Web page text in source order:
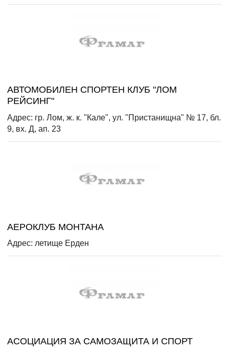
АВТОМОБИЛЕН СПОРТЕН КЛУБ "ЛОМ
РЕЙСИНГ"
Адрес: гр. Лом, ж. к. "Кале", ул. "Пристанищна" № 17, бл.
9, вх. Д, ап. 23
АЕРОКЛУБ МОНТАНА
Адрес: летище Ерден
АСОЦИАЦИЯ ЗА САМОЗАЩИТА И СПОРТ